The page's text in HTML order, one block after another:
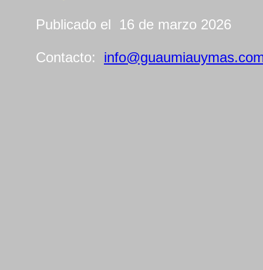
Publicado el 16 de marzo 2026
Contacto: